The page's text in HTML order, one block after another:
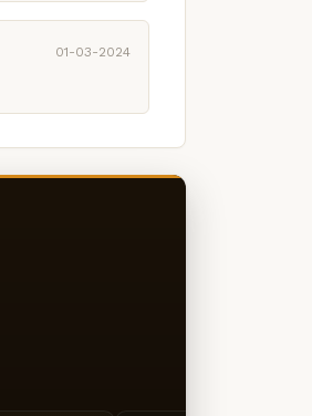
01-03-2024